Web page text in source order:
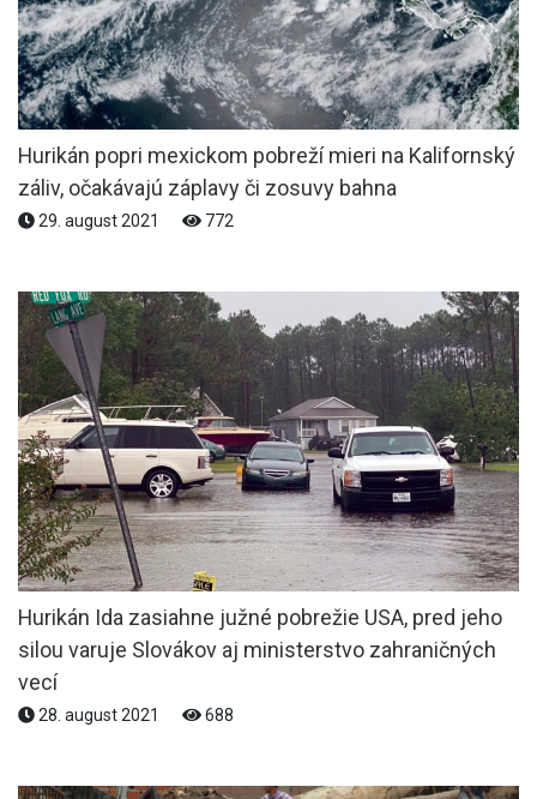
Hurikán popri mexickom pobreží mieri na Kalifornský
záliv, očakávajú záplavy či zosuvy bahna
29. august 2021 772
Hurikán Ida zasiahne južné pobrežie USA, pred jeho
silou varuje Slovákov aj ministerstvo zahraničných
vecí
28. august 2021 688